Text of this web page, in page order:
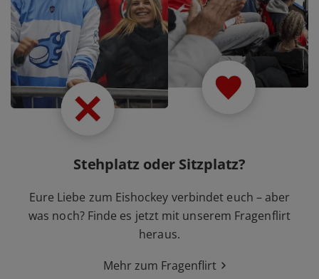
Stehplatz oder Sitzplatz?
Eure Liebe zum Eishockey verbindet euch – aber
was noch? Finde es jetzt mit unserem Fragenflirt
heraus.
Mehr zum Fragenflirt